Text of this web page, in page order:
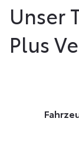
Unser
Plus